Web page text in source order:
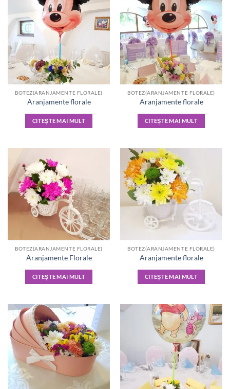
BOTEZ(ARANJAMENTE FLORALE)
Aranjamente florale
CITEȘTE MAI MULT
BOTEZ(ARANJAMENTE FLORALE)
Aranjamente florale
CITEȘTE MAI MULT
BOTEZ(ARANJAMENTE FLORALE)
Aranjamente Florale
CITEȘTE MAI MULT
BOTEZ(ARANJAMENTE FLORALE)
Aranjamente florale
CITEȘTE MAI MULT